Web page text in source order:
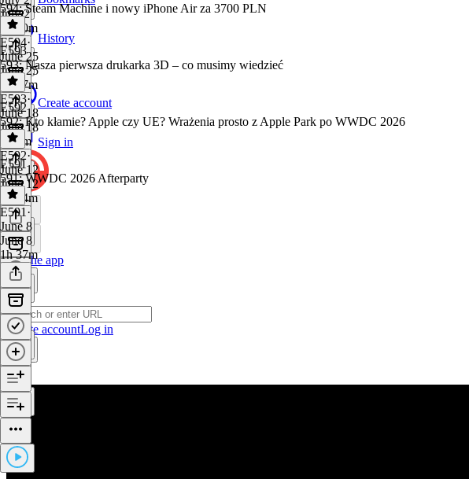
History
Create account
Sign in
Get the app
Create accountLog in
July 2
3h 40m
594: Steam Machine i nowy iPhone Air za 3700 PLN
E594·
June 25
June 25
1h 17m
E593
593: Nasza pierwsza drukarka 3D – co musimy wiedzieć
E593·
June 18
June 18
3h 6m
E592
592: Kto kłamie? Apple czy UE? Wrażenia prosto z Apple Park po WWDC 2026
E592·
June 12
June 12
3h 14m
E591
591: WWDC 2026 Afterparty
E591 ·
June 8
June 8
1h 37m